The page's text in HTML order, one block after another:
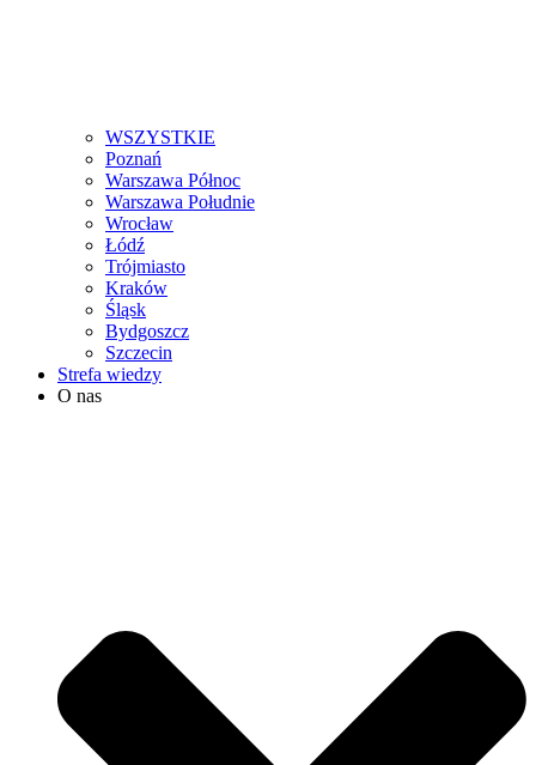
WSZYSTKIE
Poznań
Warszawa Północ
Warszawa Południe
Wrocław
Łódź
Trójmiasto
Kraków
Śląsk
Bydgoszcz
Szczecin
Strefa wiedzy
O nas